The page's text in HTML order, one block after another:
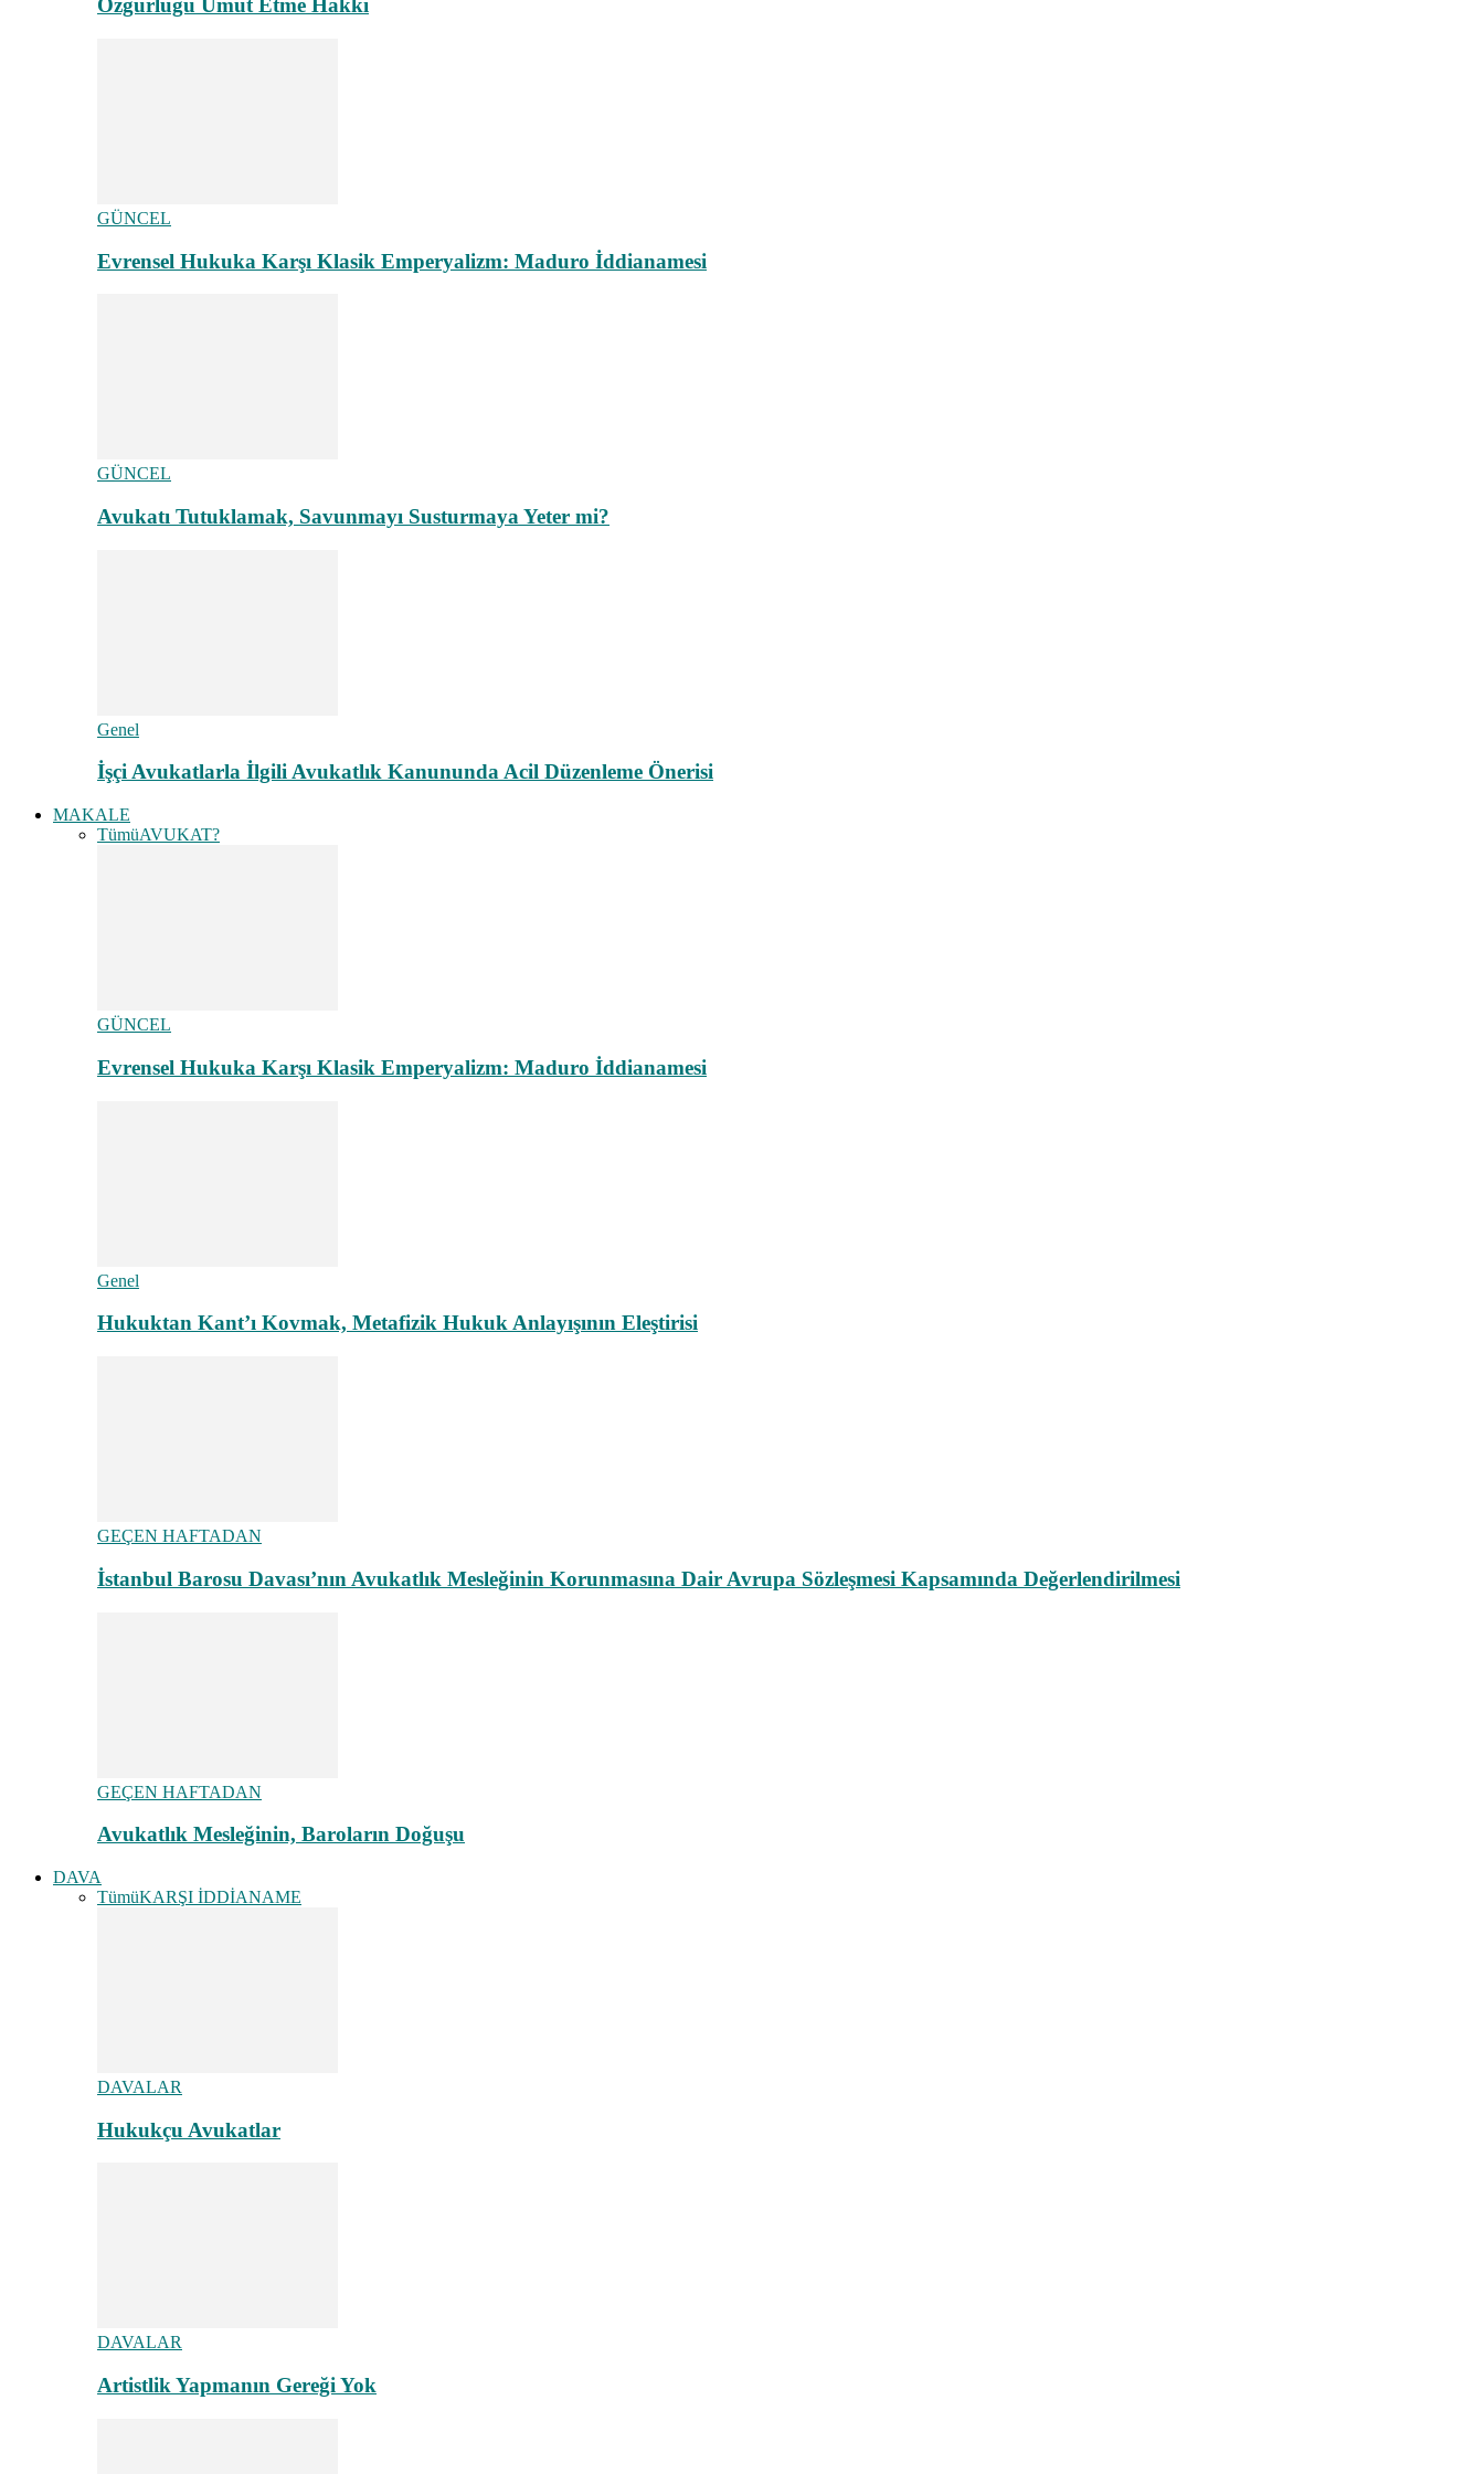
Özgürlüğü Umut Etme Hakkı
GÜNCEL
Evrensel Hukuka Karşı Klasik Emperyalizm: Maduro İddianamesi
GÜNCEL
Avukatı Tutuklamak, Savunmayı Susturmaya Yeter mi?
Genel
İşçi Avukatlarla İlgili Avukatlık Kanununda Acil Düzenleme Önerisi
MAKALE
TümüAVUKAT?
GÜNCEL
Evrensel Hukuka Karşı Klasik Emperyalizm: Maduro İddianamesi
Genel
Hukuktan Kant’ı Kovmak, Metafizik Hukuk Anlayışının Eleştirisi
GEÇEN HAFTADAN
İstanbul Barosu Davası’nın Avukatlık Mesleğinin Korunmasına Dair Avrupa Sözleşmesi Kapsamında Değerlendirilmesi
GEÇEN HAFTADAN
Avukatlık Mesleğinin, Baroların Doğuşu
DAVA
TümüKARŞI İDDİANAME
DAVALAR
Hukukçu Avukatlar
DAVALAR
Artistlik Yapmanın Gereği Yok